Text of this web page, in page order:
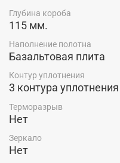
Глубина короба
115 мм.
Наполнение полотна
Базальтовая плита
Контур уплотнения
3 контура уплотнения
Терморазрыв
Нет
Зеркало
Нет